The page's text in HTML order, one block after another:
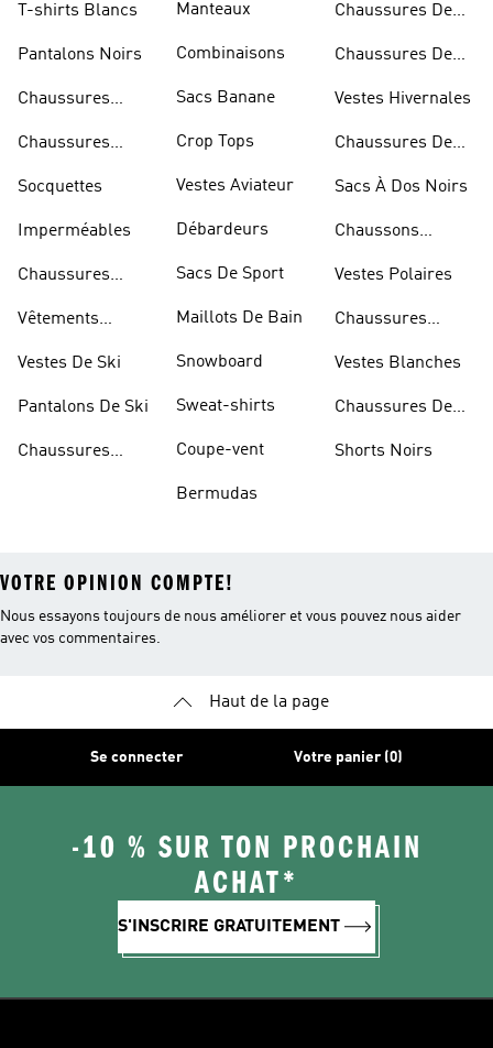
T-shirts Blancs
Pantalons Noirs
Chaussures
Chaussures
Socquettes
Imperméables
Chaussures
Vêtements
Vestes De Ski
Pantalons De Ski
Chaussures
Manteaux
Combinaisons
Sacs Banane
Crop Tops
Vestes Aviateur
Débardeurs
Sacs De Sport
Maillots De Bain
Snowboard
Sweat-shirts
Coupe-vent
Bermudas
Chaussures De
Chaussures De
Vestes Hivernales
Chaussures De
Sacs À Dos Noirs
Chaussons
Vestes Polaires
Chaussures
Vestes Blanches
Chaussures De
Shorts Noirs
VOTRE OPINION COMPTE!
Nous essayons toujours de nous améliorer et vous pouvez nous aider
avec vos commentaires.
Haut de la page
Se connecter Votre panier (0)
-10 % SUR TON PROCHAIN
ACHAT*
S'INSCRIRE GRATUITEMENT